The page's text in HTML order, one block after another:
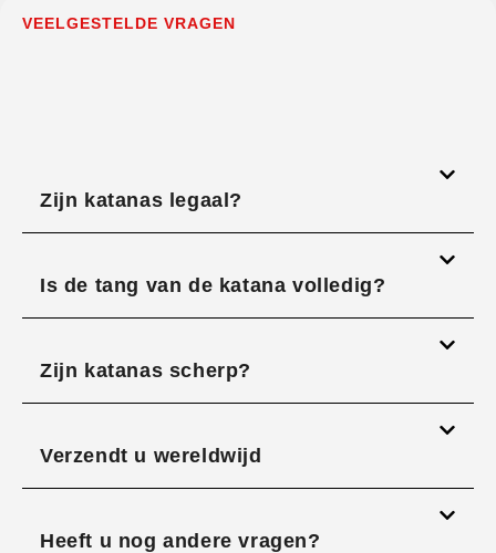
VEELGESTELDE VRAGEN
Zijn katanas legaal?
Is de tang van de katana volledig?
Zijn katanas scherp?
Verzendt u wereldwijd
Heeft u nog andere vragen?